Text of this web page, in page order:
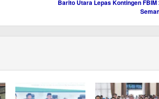
Barito Utara Lepas Kontingen FBIM